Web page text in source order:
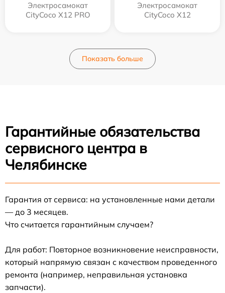
Электросамокат
CityCoco X12 PRO
Электросамокат
CityCoco X12
Показать больше
Гарантийные обязательства
сервисного центра в
Челябинске
Гарантия от сервиса: на установленные нами детали
— до 3 месяцев.
Что считается гарантийным случаем?
Для работ: Повторное возникновение неисправности,
который напрямую связан с качеством проведенного
ремонта (например, неправильная установка
запчасти).